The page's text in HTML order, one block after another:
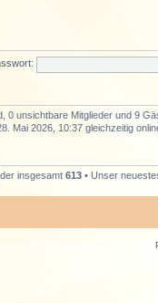
0 unsichtbare Mitglieder und 9
Mai 2026, 10:37 gleichzeitig
insgesamt 613 • Unser